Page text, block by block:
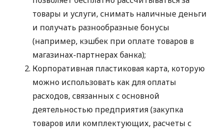
товары и услуги, снимать наличные деньги
и получать разнообразные бонусы
(например, кэшбек при оплате товаров в
магазинах-партнерах банка);
Корпоративная пластиковая карта, которую
можно использовать как для оплаты
расходов, связанных с основной
деятельностью предприятия (закупка
товаров или комплектующих, расчеты с